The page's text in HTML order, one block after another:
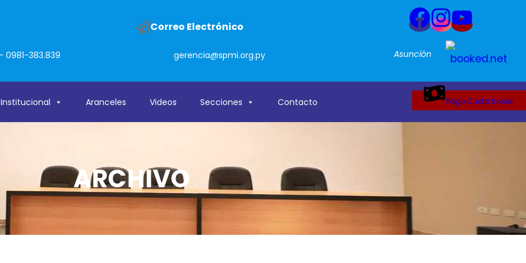
0981-383.839
Correo Electrónico
gerencia@spmi.org.py Asunción
Institucional Aranceles Videos Secciones Contacto Pago Cuota Social
ARCHIVO